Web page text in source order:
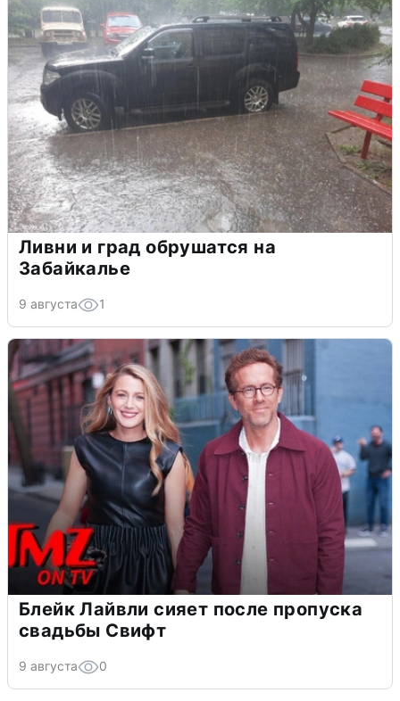
Ливни и град обрушатся на
Забайкалье
9 августа 1
Блейк Лайвли сияет после пропуска
свадьбы Свифт
9 августа 0